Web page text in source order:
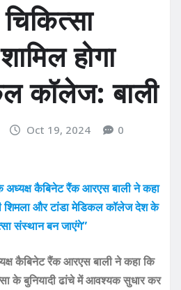
होगा
कॉलेज: बाली
Oct 19, 2024 0
अध्यक्ष कैबिनेट रैंक आरएस बाली ने कहा
शिमला और टांडा मेडिकल कॉलेज देश के
संस्थान बन जाएंगे”
कैबिनेट रैंक आरएस बाली ने कहा कि
के बुनियादी ढांचे में आवश्यक सुधार कर